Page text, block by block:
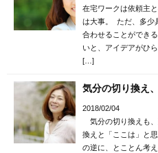
在宅ワークは依頼主
は大事。 ただ、多少
合わせることができ
いと、アイデアがひ
[…]
気分の切り換え
2018/02/04
気分の切り換えも、
換えと「ここは」と
の逆に、とことん考